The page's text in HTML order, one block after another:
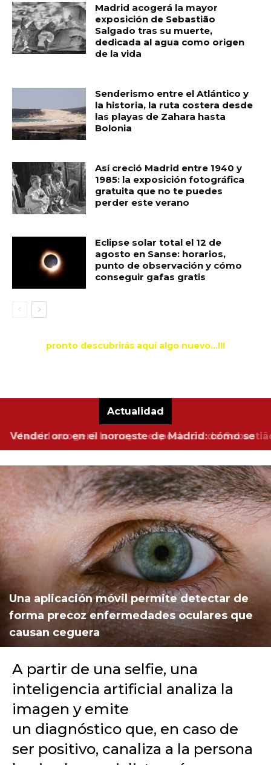
Madrid acogerá la mayor
exposición de Sebastião
Salgado tras su muerte,
dedicada al agua como origen
de la vida
Senderismo entre el Atlántico y
la historia, la ruta costera desde
las playas de Zahara hasta
Bolonia
Así creció Madrid entre 1940 y
1985: la exposición fotográfica
gratuita que no te puedes
perder este verano
Eclipse solar total el 12 de
agosto en Sanse: horarios,
punto de observación y cómo
conseguir gafas gratis
pronto descubrirás aquí algo nuevo...!!!